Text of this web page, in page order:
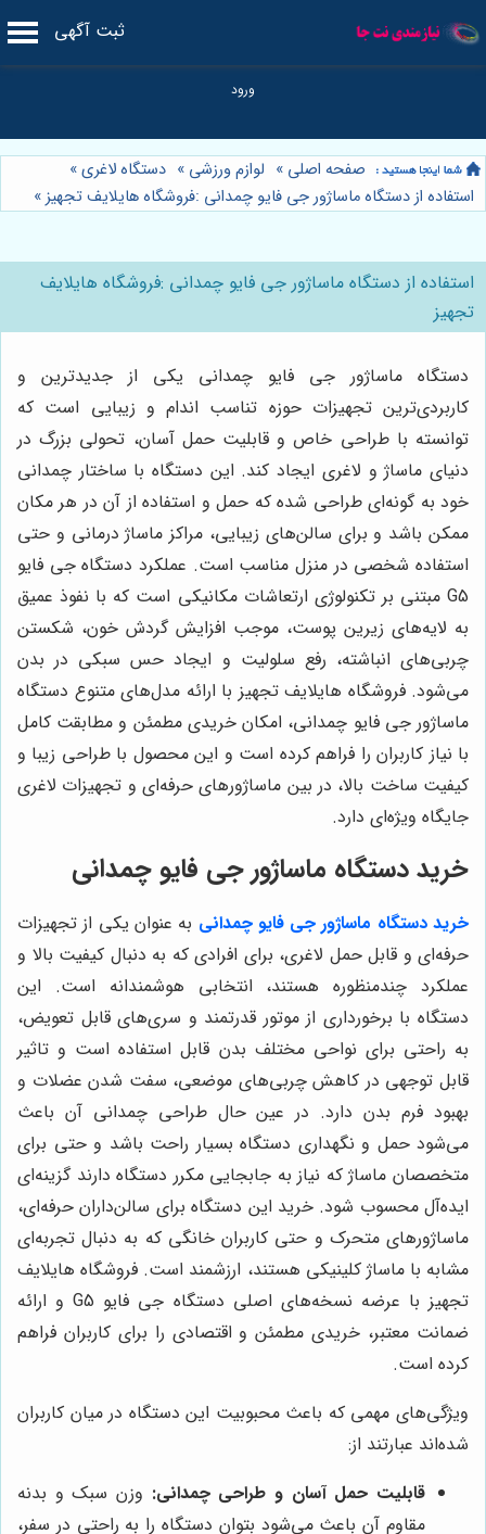
ثبت آگهی
صفحه اصلی » لوازم ورزشی » دستگاه لاغری»
استفاده از دستگاه ماساژور جی فایو چمدانی :فروشگاه هایلایف تجهیز»
استفاده از دستگاه ماساژور جی فایو چمدانی :فروشگاه هایلایف
تجهیز
دستگاه ماساژور جی فایو چمدانی یکی از جدیدترین و
کاربردی‌ترین تجهیزات حوزه تناسب اندام و زیبایی است که
توانسته با طراحی خاص و قابلیت حمل آسان، تحولی بزرگ در
دنیای ماساژ و لاغری ایجاد کند. این دستگاه با ساختار چمدانی
خود به گونه‌ای طراحی شده که حمل و استفاده از آن در هر مکان
ممکن باشد و برای سالن‌های زیبایی، مراکز ماساژ درمانی و حتی
استفاده شخصی در منزل مناسب است. عملکرد دستگاه جی فایو
G5 مبتنی بر تکنولوژی ارتعاشات مکانیکی است که با نفوذ عمیق
به لایه‌های زیرین پوست، موجب افزایش گردش خون، شکستن
چربی‌های انباشته، رفع سلولیت و ایجاد حس سبکی در بدن
می‌شود. فروشگاه هایلایف تجهیز با ارائه مدل‌های متنوع دستگاه
ماساژور جی فایو چمدانی، امکان خریدی مطمئن و مطابقت کامل
با نیاز کاربران را فراهم کرده است و این محصول با طراحی زیبا و
کیفیت ساخت بالا، در بین ماساژورهای حرفه‌ای و تجهیزات لاغری
جایگاه ویژه‌ای دارد.
خرید دستگاه ماساژور جی فایو چمدانی
خرید دستگاه ماساژور جی فایو چمدانی به عنوان یکی از تجهیزات
حرفه‌ای و قابل حمل لاغری، برای افرادی که به دنبال کیفیت بالا و
عملکرد چندمنظوره هستند، انتخابی هوشمندانه است. این
دستگاه با برخورداری از موتور قدرتمند و سری‌های قابل تعویض،
به راحتی برای نواحی مختلف بدن قابل استفاده است و تاثیر
قابل توجهی در کاهش چربی‌های موضعی، سفت شدن عضلات و
بهبود فرم بدن دارد. در عین حال طراحی چمدانی آن باعث
می‌شود حمل و نگهداری دستگاه بسیار راحت باشد و حتی برای
متخصصان ماساژ که نیاز به جابجایی مکرر دستگاه دارند گزینه‌ای
ایده‌آل محسوب شود. خرید این دستگاه برای سالن‌داران حرفه‌ای،
ماساژورهای متحرک و حتی کاربران خانگی که به دنبال تجربه‌ای
مشابه با ماساژ کلینیکی هستند، ارزشمند است. فروشگاه هایلایف
تجهیز با عرضه نسخه‌های اصلی دستگاه جی فایو G5 و ارائه
ضمانت معتبر، خریدی مطمئن و اقتصادی را برای کاربران فراهم
کرده است.
ویژگی‌های مهمی که باعث محبوبیت این دستگاه در میان کاربران
شده‌اند عبارتند از:
قابلیت حمل آسان و طراحی چمدانی: وزن سبک و بدنه
مقاوم آن باعث می‌شود بتوان دستگاه را به راحتی در سفر،